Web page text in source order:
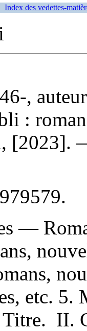
Index des vedettes-
, auteur
:
[2023].
.
—
etc.
Titre. II.